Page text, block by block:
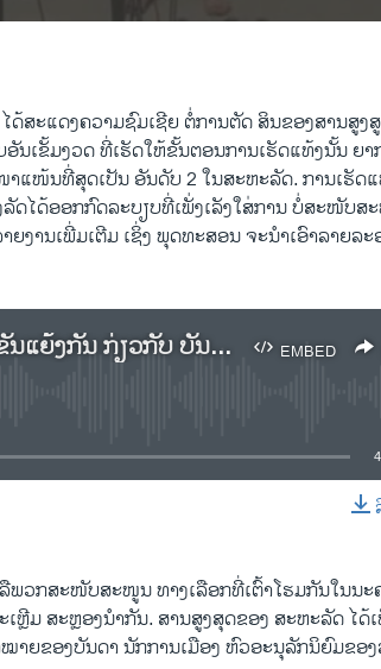
ະແດງຄວາມຊົມເຊີຍ ຕໍ່ການຕັດ ສິນຂອງສານສູງ
ນເຂັ້ມງວດ ທີ່ເຮັດໃຫ້ຂັ້ນຕອນການເຮັດແທ້ງນັ້ນ ຍ
ແໜ້ນທີ່ສຸດເປັນ ອັນດັບ 2 ໃນສະຫະລັດ. ການເຮັດ
ໄດ້ອອກກົດລະບຽບທີ່ເພັ່ງເລັງໃສ່ການ ບໍ່ສະໜັບສ
ງານເພີ່ມເຕີມ ເຊິ່ງ ພຸດທະສອນ ຈະນຳເອົາລາຍລະ
EMBED
ຟັງລາຍງານ ປະຊາຊົນ ອາເມຣິກັນ ຂັນແຍ້ງກັນ ກ່ຽວກັບ ບັນຫາ ການເຮັດແທ້ງລູກ
ວກສະໜັບສະໜູນ ທາງເລືອກທີ່ເຕົ້າໂຮມກັນໃນນະ
ຫຼີມ ສະຫຼອງນຳກັນ. ສານສູງສຸດຂອງ ສະຫະລັດ ໄດ້
າຍຂອງບັນດາ ນັກການເມືອງ ຫົວອະນຸລັກນິຍົມຂອ